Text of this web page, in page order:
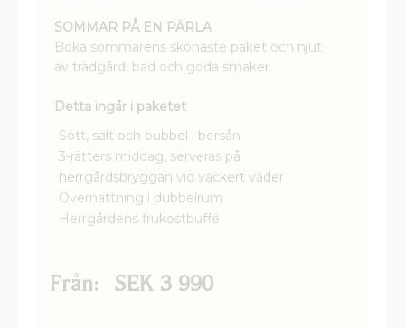
SOMMAR PÅ EN PÄRLA
Boka sommarens skönaste paket och njut
av trädgård, bad och goda smaker.
Detta ingår i paketet
Sött, salt och bubbel i bersån
3-rätters middag, serveras på
herrgårdsbryggan vid vackert väder
Övernattning i dubbelrum
Herrgårdens frukostbuffé
Från: SEK 3 990